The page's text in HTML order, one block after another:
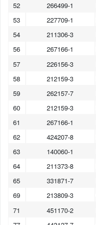
52
266499-1
53
227709-1
54
211306-3
56
267166-1
57
226156-3
58
212159-3
59
262157-7
60
212159-3
61
267166-1
62
424207-8
63
140060-1
64
211373-8
65
331871-7
69
213809-3
71
451170-2